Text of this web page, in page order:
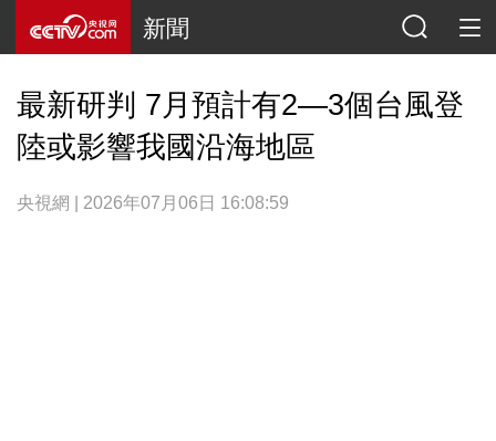
新聞
最新研判 7月預計有2—3個台風登
陸或影響我國沿海地區
央視網 | 2026年07月06日 16:08:59